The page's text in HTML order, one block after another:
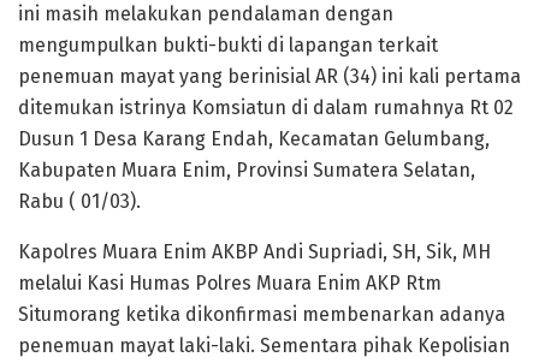
ini masih melakukan pendalaman dengan
mengumpulkan bukti-bukti di lapangan terkait
penemuan mayat yang berinisial AR (34) ini kali pertama
ditemukan istrinya Komsiatun di dalam rumahnya Rt 02
Dusun 1 Desa Karang Endah, Kecamatan Gelumbang,
Kabupaten Muara Enim, Provinsi Sumatera Selatan,
Rabu ( 01/03).
Kapolres Muara Enim AKBP Andi Supriadi, SH, Sik, MH
melalui Kasi Humas Polres Muara Enim AKP Rtm
Situmorang ketika dikonfirmasi membenarkan adanya
penemuan mayat laki-laki. Sementara pihak Kepolisian